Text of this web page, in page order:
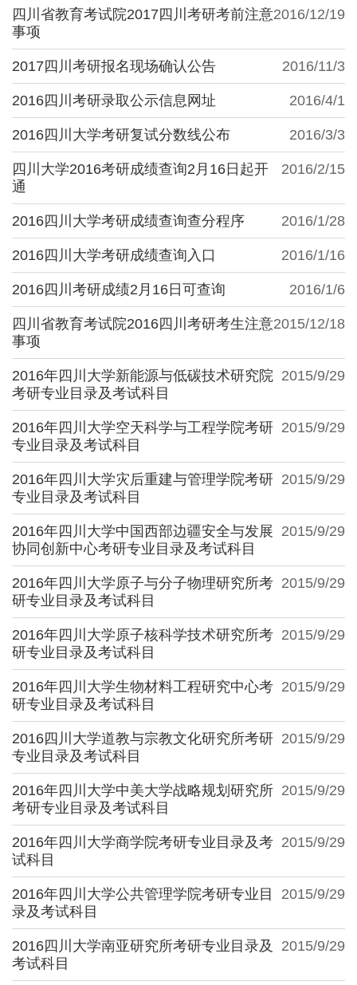
2016/12/19
四川省教育考试院2017四川考研考前注意
事项
2016/11/3
2017四川考研报名现场确认公告
2016/4/1
2016四川考研录取公示信息网址
2016/3/3
2016四川大学考研复试分数线公布
2016/2/15
四川大学2016考研成绩查询2月16日起开
通
2016/1/28
2016四川大学考研成绩查询查分程序
2016/1/16
2016四川大学考研成绩查询入口
2016/1/6
2016四川考研成绩2月16日可查询
2015/12/18
四川省教育考试院2016四川考研考生注意
事项
2015/9/29
2016年四川大学新能源与低碳技术研究院
考研专业目录及考试科目
2015/9/29
2016年四川大学空天科学与工程学院考研
专业目录及考试科目
2015/9/29
2016年四川大学灾后重建与管理学院考研
专业目录及考试科目
2015/9/29
2016年四川大学中国西部边疆安全与发展
协同创新中心考研专业目录及考试科目
2015/9/29
2016年四川大学原子与分子物理研究所考
研专业目录及考试科目
2015/9/29
2016年四川大学原子核科学技术研究所考
研专业目录及考试科目
2015/9/29
2016年四川大学生物材料工程研究中心考
研专业目录及考试科目
2015/9/29
2016四川大学道教与宗教文化研究所考研
专业目录及考试科目
2015/9/29
2016年四川大学中美大学战略规划研究所
考研专业目录及考试科目
2015/9/29
2016年四川大学商学院考研专业目录及考
试科目
2015/9/29
2016年四川大学公共管理学院考研专业目
录及考试科目
2015/9/29
2016四川大学南亚研究所考研专业目录及
考试科目